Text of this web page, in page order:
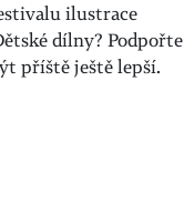
ilustrace
dílny? Podpořte
příště ještě lepší.